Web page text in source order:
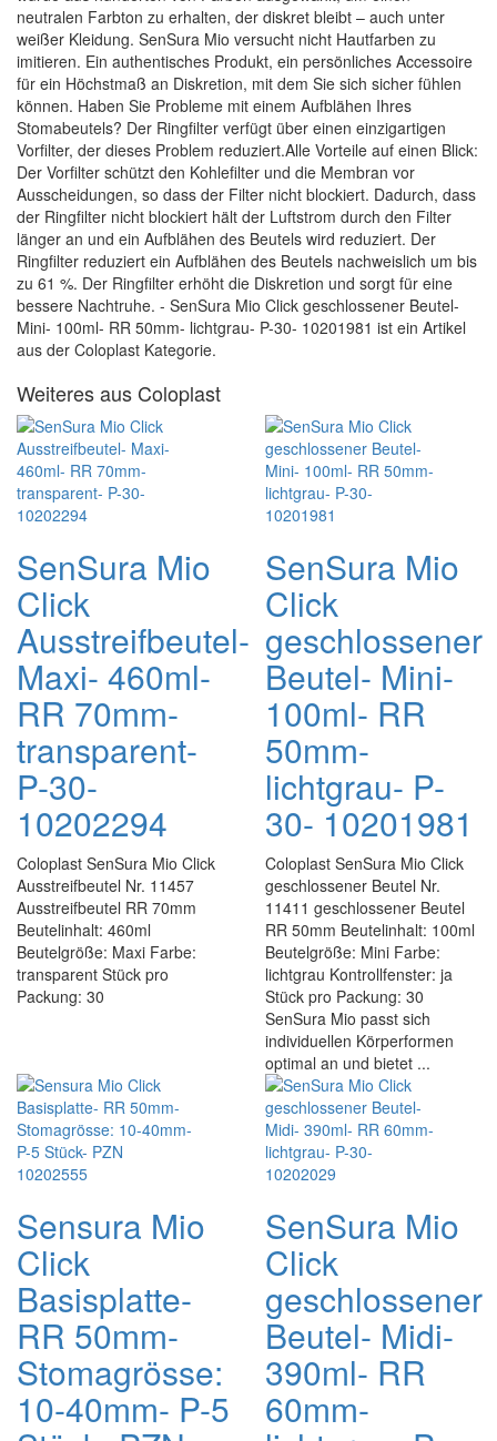
neutralen Farbton zu erhalten, der diskret bleibt – auch unter
weißer Kleidung. SenSura Mio versucht nicht Hautfarben zu
imitieren. Ein authentisches Produkt, ein persönliches Accessoire
für ein Höchstmaß an Diskretion, mit dem Sie sich sicher fühlen
können. Haben Sie Probleme mit einem Aufblähen Ihres
Stomabeutels? Der Ringfilter verfügt über einen einzigartigen
Vorfilter, der dieses Problem reduziert.Alle Vorteile auf einen Blick:
Der Vorfilter schützt den Kohlefilter und die Membran vor
Ausscheidungen, so dass der Filter nicht blockiert. Dadurch, dass
der Ringfilter nicht blockiert hält der Luftstrom durch den Filter
länger an und ein Aufblähen des Beutels wird reduziert. Der
Ringfilter reduziert ein Aufblähen des Beutels nachweislich um bis
zu 61 %. Der Ringfilter erhöht die Diskretion und sorgt für eine
bessere Nachtruhe. - SenSura Mio Click geschlossener Beutel-
Mini- 100ml- RR 50mm- lichtgrau- P-30- 10201981 ist ein Artikel
aus der Coloplast Kategorie.
Weiteres aus Coloplast
SenSura Mio
Click
Ausstreifbeutel-
Maxi- 460ml-
RR 70mm-
transparent-
P-30-
10202294
Coloplast SenSura Mio Click
Ausstreifbeutel Nr. 11457
Ausstreifbeutel RR 70mm
Beutelinhalt: 460ml
Beutelgröße: Maxi Farbe:
transparent Stück pro
Packung: 30
SenSura Mio
Click
geschlossener
Beutel- Mini-
100ml- RR
50mm-
lichtgrau- P-
30- 10201981
Coloplast SenSura Mio Click
geschlossener Beutel Nr.
11411 geschlossener Beutel
RR 50mm Beutelinhalt: 100ml
Beutelgröße: Mini Farbe:
lichtgrau Kontrollfenster: ja
Stück pro Packung: 30
SenSura Mio passt sich
individuellen Körperformen
optimal an und bietet ...
Sensura Mio
Click
Basisplatte-
RR 50mm-
Stomagrösse:
10-40mm- P-5
SenSura Mio
Click
geschlossener
Beutel- Midi-
390ml- RR
60mm-